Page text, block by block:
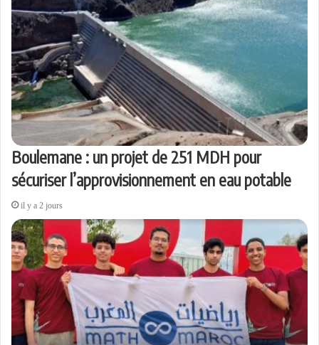
Boulemane : un projet de 251 MDH pour
sécuriser l’approvisionnement en eau potable
il y a 2 jours